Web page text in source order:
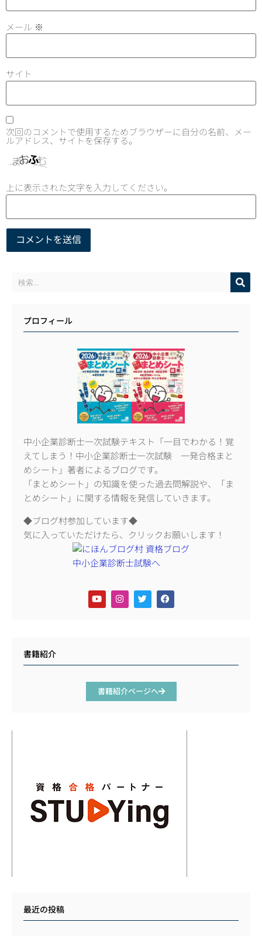
メール ※
サイト
次回のコメントで使用するためブラウザーに自分の名前、メー
ルアドレス、サイトを保存する。
上に表示された文字を入力してください。
プロフィール
中小企業診断士一次試験テキスト「一目でわかる！覚
えてしまう！中小企業診断士一次試験 一発合格まと
めシート」著者によるブログです。
「まとめシート」の知識を使った過去問解説や、「ま
とめシート」に関する情報を発信していきます。
◆ブログ村参加しています◆
気に入っていただけたら、クリックお願いします！
書籍紹介
書籍紹介ページへ
最近の投稿